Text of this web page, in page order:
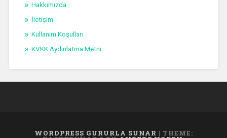
Hakkımızda
İletişim
Kullanım Koşulları
KVKK Aydınlatma Metni
WORDPRESS GURURLA SUNAR | THEME: